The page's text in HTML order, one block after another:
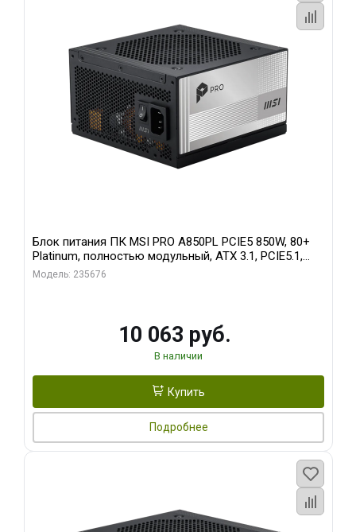
Блок питания ПК MSI PRO A850PL PCIE5 850W, 80+
Platinum, полностью модульный, ATX 3.1, PCIE5.1,
RTL
Модель: 235676
10 063 руб.
В наличии
Купить
Подробнее